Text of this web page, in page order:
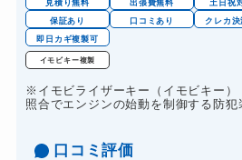
見積り無料 出張費無料 土日祝
保証あり
口コミあり クレカ
即日カギ複製可
イモビキー複製
※イモビライザーキー（イモビキー）
照合でエンジンの始動を制御する防犯
口コミ評価